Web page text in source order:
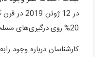
20% روی درگیری‌های مسلحانه تأثیر گذاشته است.
کارشناسان درباره وجود